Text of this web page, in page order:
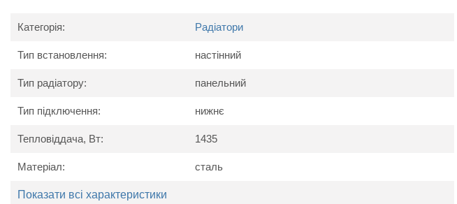
Найменування
Категорія: Радіатори
Тип встановлення: настінний
Тип радіатору: панельний
Тип підключення: нижнє
Тепловіддача, Вт: 1435
Матеріал: сталь
Показати всі характеристики